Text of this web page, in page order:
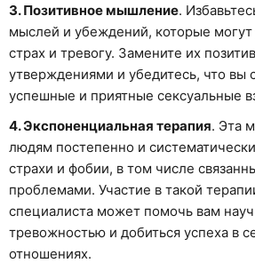
3. Позитивное мышление.
мыслей и убеждений, которые могут
страх и тревогу. Замените их
утверждениями и убедитесь, что вы
успешные и приятные сексуальные
4. Экспоненциальная терапия. Эта
людям постепенно и
страхи и фобии, в том числе
проблемами. Участие в такой
специалиста может помочь вам
тревожностью и добиться успеха в
отношениях.